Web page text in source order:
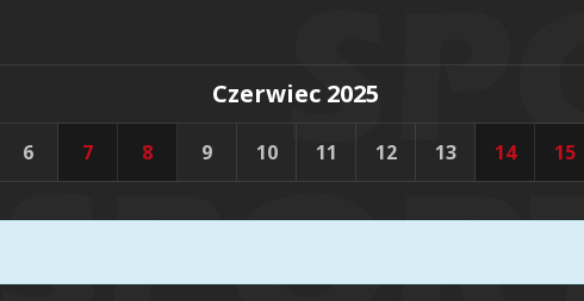
Czerwiec 2025
6 7 8 9 10 11 12 13 14 15